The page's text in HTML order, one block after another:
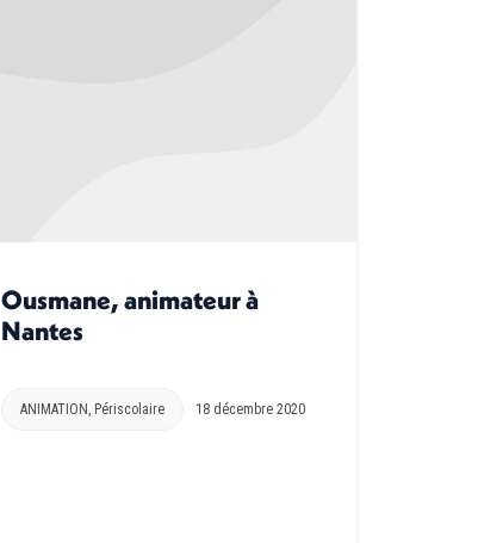
Ousmane, animateur à
Nantes
ANIMATION , Périscolaire 18 décembre 2020